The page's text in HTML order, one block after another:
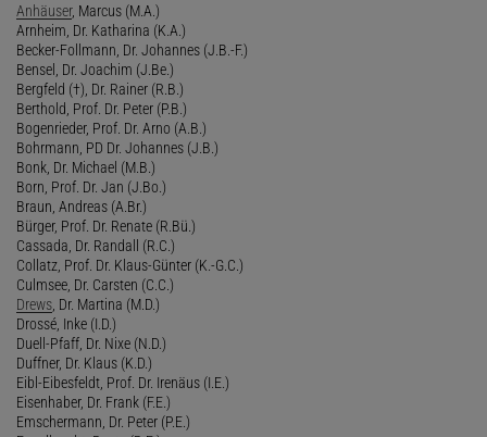
Anhäuser, Marcus (M.A.)
Arnheim, Dr. Katharina (K.A.)
Becker-Follmann, Dr. Johannes (J.B.-F.)
Bensel, Dr. Joachim (J.Be.)
Bergfeld (†), Dr. Rainer (R.B.)
Berthold, Prof. Dr. Peter (P.B.)
Bogenrieder, Prof. Dr. Arno (A.B.)
Bohrmann, PD Dr. Johannes (J.B.)
Bonk, Dr. Michael (M.B.)
Born, Prof. Dr. Jan (J.Bo.)
Braun, Andreas (A.Br.)
Bürger, Prof. Dr. Renate (R.Bü.)
Cassada, Dr. Randall (R.C.)
Collatz, Prof. Dr. Klaus-Günter (K.-G.C.)
Culmsee, Dr. Carsten (C.C.)
Drews , Dr. Martina (M.D.)
Drossé, Inke (I.D.)
Duell-Pfaff, Dr. Nixe (N.D.)
Duffner, Dr. Klaus (K.D.)
Eibl-Eibesfeldt, Prof. Dr. Irenäus (I.E.)
Eisenhaber, Dr. Frank (F.E.)
Emschermann, Dr. Peter (P.E.)